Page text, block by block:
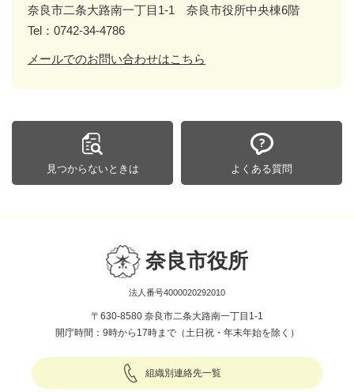
奈良市二条大路南一丁目1-1 奈良市役所中央棟6階
Tel：0742-34-4786
メールでのお問い合わせはこちら
見つからないときは よくある質問
奈良市役所
法人番号4000020292010
〒630-8580 奈良市二条大路南一丁目1-1
開庁時間：9時から17時まで（土日祝・年末年始を除く）
組織別連絡先一覧